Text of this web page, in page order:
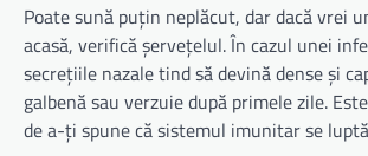
Poate sună puțin neplăcut, dar dacă vrei
acasă, verifică șervețelul. În cazul unei
secrețiile nazale tind să devină dense și
galbenă sau verzuie după primele zile.
de a-ți spune că sistemul imunitar se luptă